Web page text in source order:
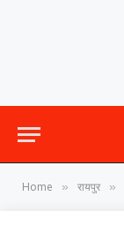
Home » रायपुर »